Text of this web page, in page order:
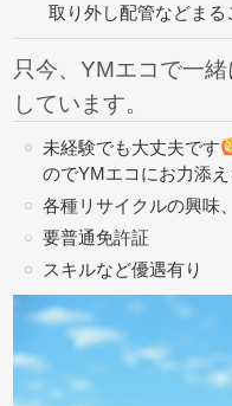
取り外し配管などまる
只今、YMエコで一
しています。
未経験でも大丈夫です
のでYMエコにお力添
各種リサイクルの興味
要普通免許証
スキルなど優遇有り